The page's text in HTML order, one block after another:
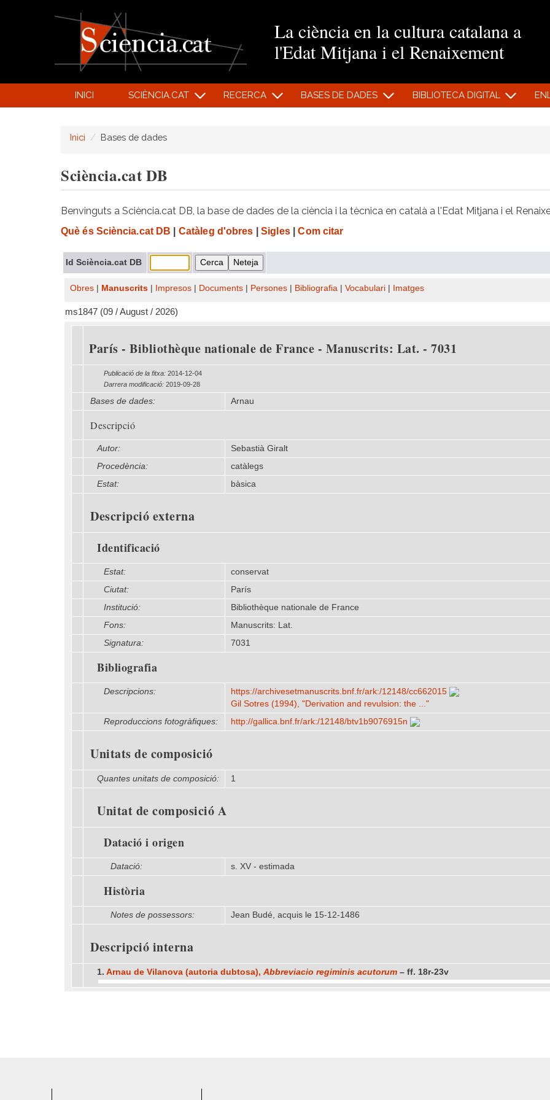
La ciència en la cultura catalana a
l'Edat Mitjana i el Renaixement
INICI SCIÈNCIA.CAT RECERCA BASES DE DADES BIBLIOTECA DIGITAL
Inici Bases de dades
Sciència.cat DB
Benvinguts a Sciència.cat DB, la base de dades de la ciència i la tècnica en català a l'Edat Mitjana i el
Què és Sciència.cat DB Catàleg d'obres Sigles| Com citar
Id Sciència.cat DB
Obres Manuscrits Impresos Documents Persones Bibliografia Vocabulari Imatges
ms1847 (09 / August / 2026)
París - Bibliothèque nationale de France - Manuscrits: Lat. - 7031
Publicació de la fitxa: 2014-12-04
Darrera modificació: 2019-09-28
Bases de dades: Arnau
Descripció
Autor:
Sebastià Giralt
Procedència:
catàlegs
Estat:
bàsica
Descripció externa
Identificació
Estat:
conservat
Ciutat:
París
Institució:
Bibliothèque nationale de France
Fons:
Manuscrits: Lat.
Signatura:
7031
Bibliografia
Descripcions:
https:/​/​archivesetmanuscrits.bnf.fr/​ark:/​12148/​cc662015
Gil Sotres (1994), "Derivation and revulsion: the ..."
Reproduccions fotogràfiques:
http:/​/​gallica.bnf.fr/​ark:/​12148/​btv1b9076915n
Unitats de composició
Quantes unitats de composició: 1
Unitat de composició A
Datació i origen
Datació: s. XV - estimada
Història
Notes de possessors: Jean Budé, acquis le 15-12-1486
Descripció interna
1. Arnau de Vilanova (autoria dubtosa), Abbreviacio regiminis acutorum – ff. 18r-23v